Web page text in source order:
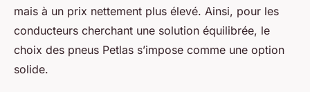
mais à un prix nettement plus élevé. Ainsi, pour les
conducteurs cherchant une solution équilibrée, le
choix des pneus Petlas s’impose comme une option
solide.